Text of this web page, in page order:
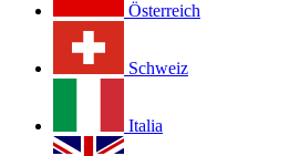
Österreich
Schweiz
Italia